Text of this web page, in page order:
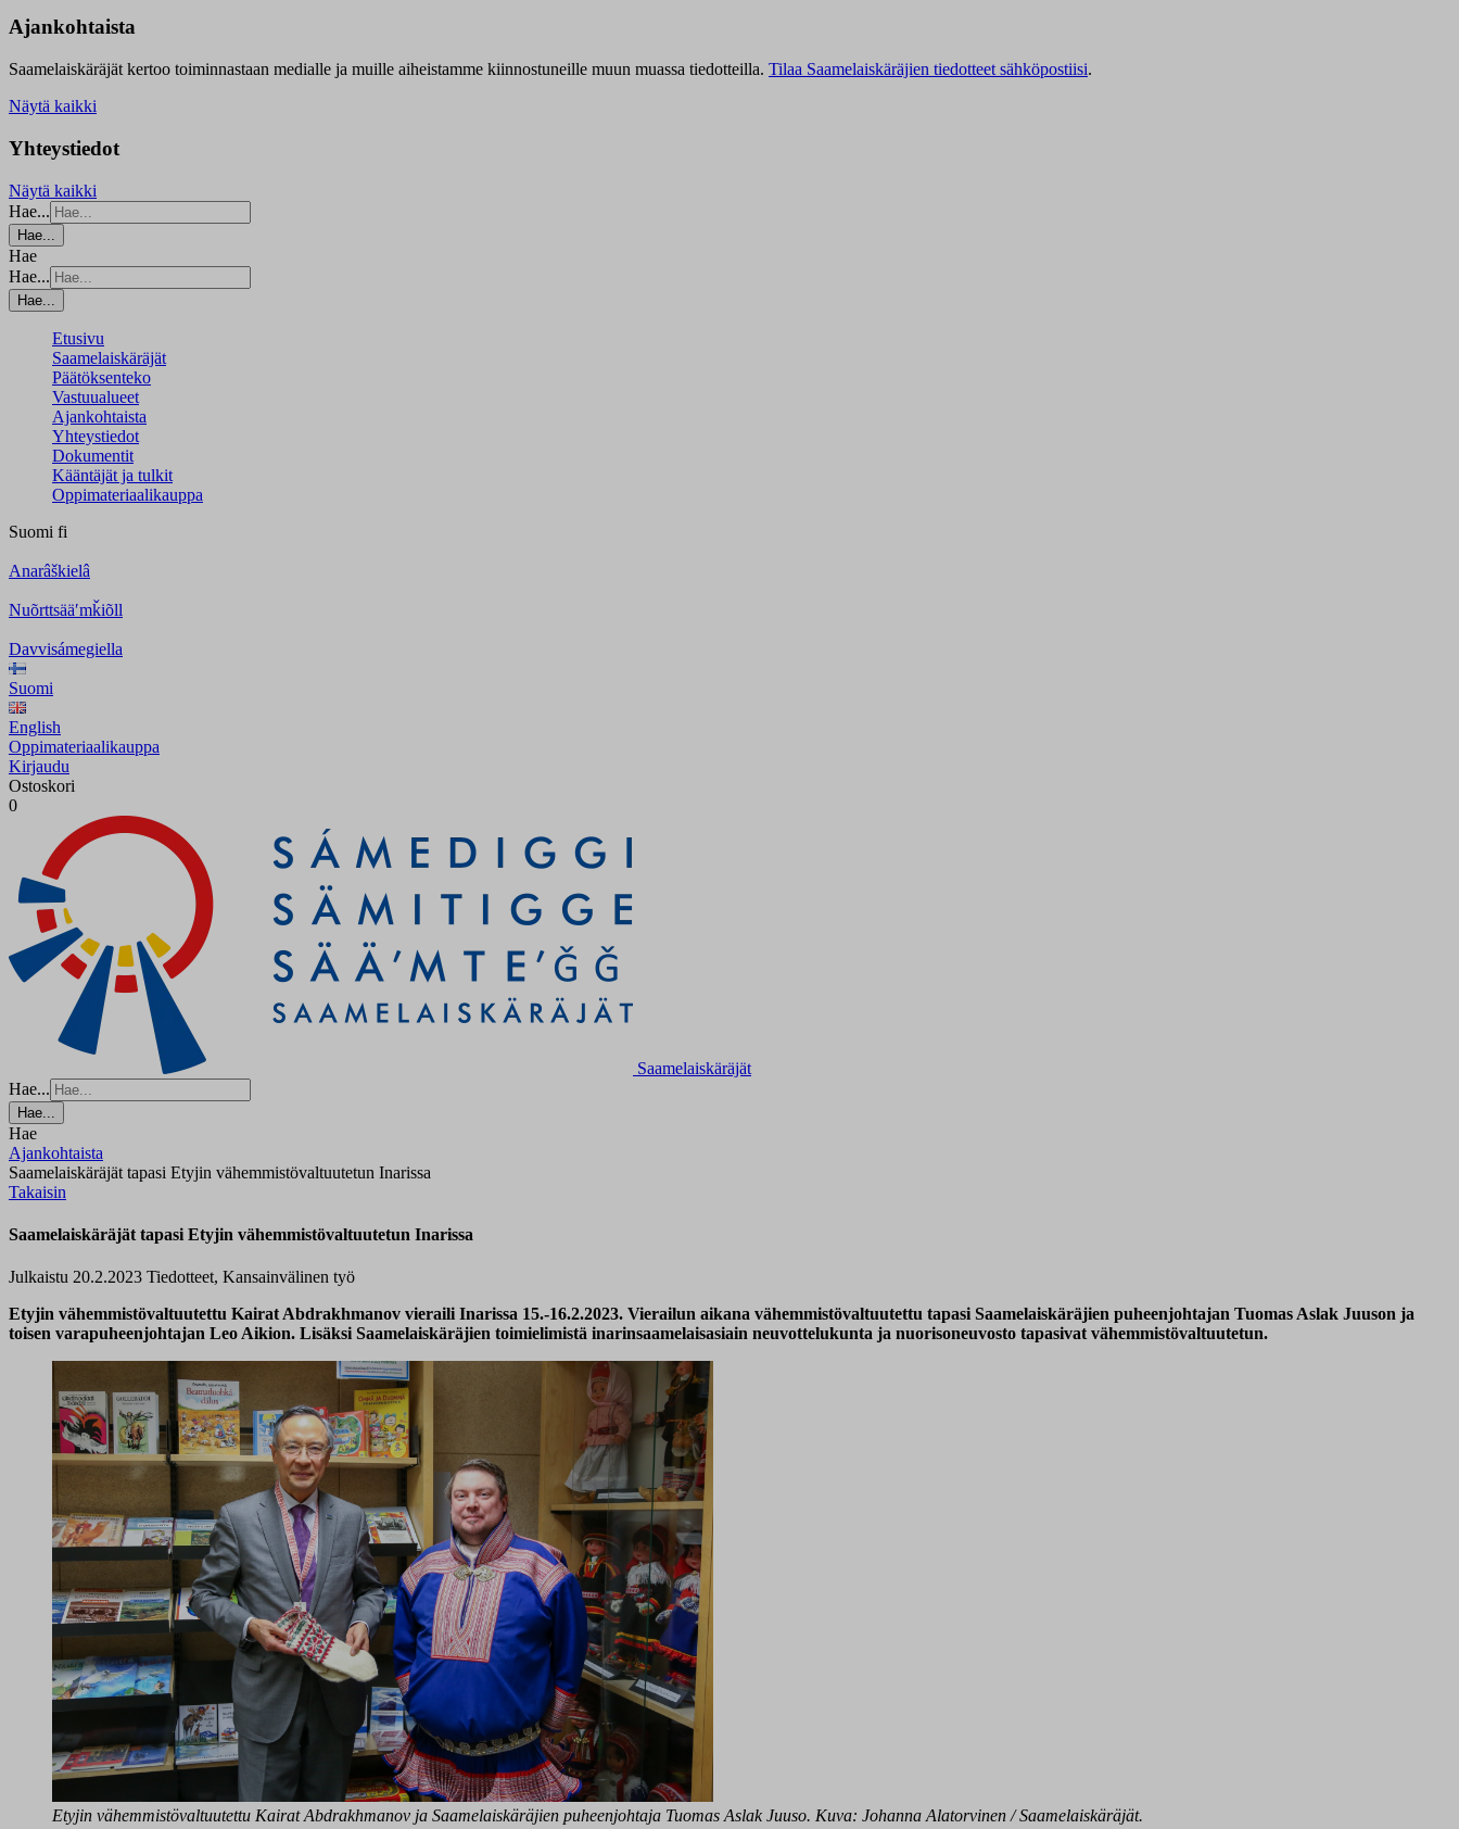
Ajankohtaista
Saamelaiskäräjät kertoo toiminnastaan medialle ja muille aiheistamme kiinnostuneille muun muassa tiedotteilla. Tilaa Saamelaiskäräjien tiedotteet sähköpostiisi.
Näytä kaikki
Yhteystiedot
Näytä kaikki
Hae...
Hae...
Hae
Hae...
Hae...
Etusivu
Saamelaiskäräjät
Päätöksenteko
Vastuualueet
Ajankohtaista
Yhteystiedot
Dokumentit
Kääntäjät ja tulkit
Oppimateriaalikauppa
Suomi fi
Anarâškielâ
Nuõrttsääʹmǩiõll
Davvisámegiella
Suomi
English
Oppimateriaalikauppa
Kirjaudu
Ostoskori
0
Saamelaiskäräjät
Hae...
Hae...
Hae
Ajankohtaista
Saamelaiskäräjät tapasi Etyjin vähemmistövaltuutetun Inarissa
Takaisin
Saamelaiskäräjät tapasi Etyjin vähemmistövaltuutetun Inarissa
Julkaistu 20.2.2023 Tiedotteet, Kansainvälinen työ
Etyjin vähemmistövaltuutettu Kairat Abdrakhmanov vieraili Inarissa 15.-16.2.2023. Vierailun aikana vähemmistövaltuutettu tapasi Saamelaiskäräjien puheenjohtajan Tuomas Aslak Juuson ja
toisen varapuheenjohtajan Leo Aikion. Lisäksi Saamelaiskäräjien toimielimistä inarinsaamelaisasiain neuvottelukunta ja nuorisoneuvosto tapasivat vähemmistövaltuutetun.
Etyjin vähemmistövaltuutettu Kairat Abdrakhmanov ja Saamelaiskäräjien puheenjohtaja Tuomas Aslak Juuso. Kuva: Johanna Alatorvinen / Saamelaiskäräjät.